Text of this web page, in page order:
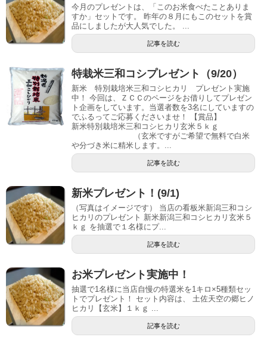
今月のプレゼントは、「このお米食べたことありま
すか」セットです。 昨年の８月にもこのセットを賞
品にしましたが大人気でした。 ...
記事を読む
特栽米三和コシプレゼント（9/20）
新米 特別栽培米三和コシヒカリ プレゼント実施
中！ 今回は、ＺＣＣのページをお借りしてプレゼン
ト企画をしています。当選者数を3名にしていますの
でふるってご応募くださいませ！ 【賞品】
新米特別栽培米三和コシヒカリ玄米５ｋｇ
（玄米ですがご希望で無料で白米
や分づき米に精米します。...
記事を読む
新米プレゼント！(9/1)
（写真はイメージです） 当店の看板米新潟三和コシ
ヒカリのプレゼント 新米新潟三和コシヒカリ玄米５
ｋｇ を抽選で１名様にプ...
記事を読む
お米プレゼント実施中！
抽選で1名様に当店自慢の特選米を1キロ×5種類セッ
トでプレゼント！ セット内容は、 土佐天空の郷ヒノ
ヒカリ【玄米】１ｋｇ ...
記事を読む